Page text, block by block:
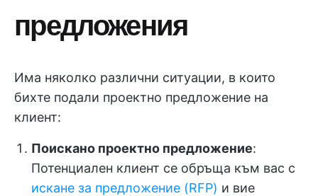
предложения
Има няколко различни ситуации, в които
бихте подали проектно предложение на
клиент:
Поискано проектно предложение:
Потенциален клиент се обръща към вас с
искане за предложение (RFP) и вие